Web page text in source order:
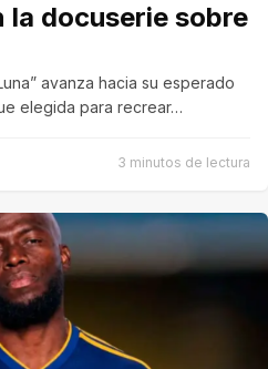
la docuserie sobre
avanza hacia su esperado
elegida para recrear…
3 minutos de lectura